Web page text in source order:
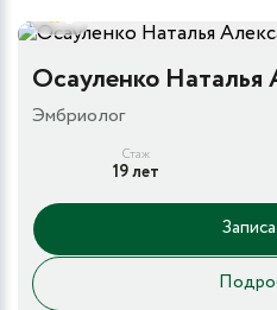
5
Осауленко Наталья
Эмбриолог
Стаж
19 лет